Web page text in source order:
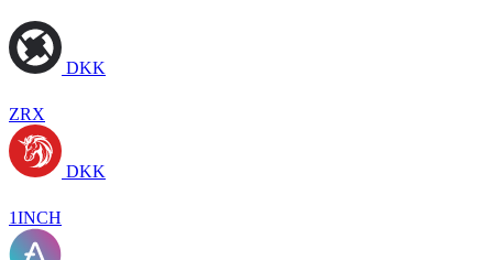
DKK
ZRX
DKK
1INCH